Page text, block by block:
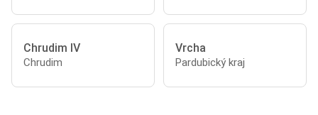
Chrudim IV
Chrudim
Vrcha
Pardubický kraj